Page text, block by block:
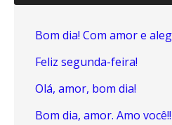
Bom dia! Com amor e
Feliz segunda-feira!
Olá, amor, bom dia!
Bom dia, amor. Amo você!!